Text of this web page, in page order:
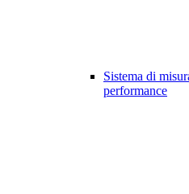
Sistema di
performance